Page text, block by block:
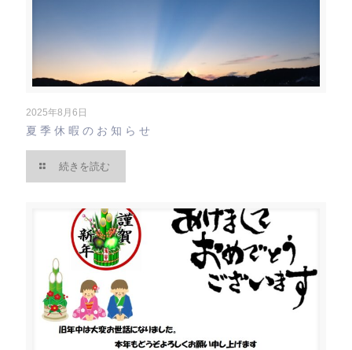
2025年8月6日
夏季休暇のお知らせ
続きを読む